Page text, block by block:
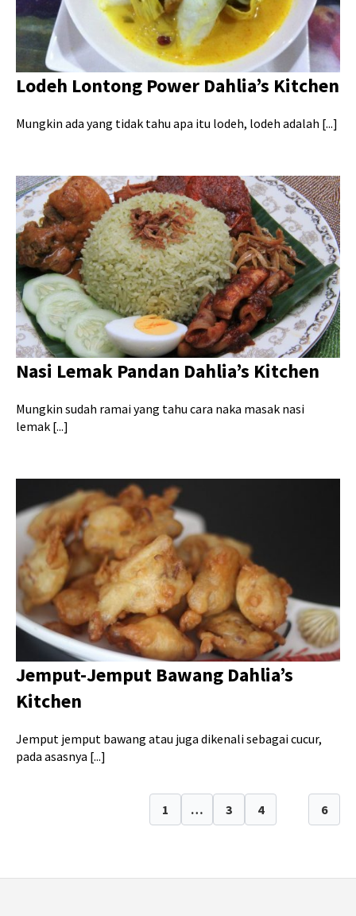
Lodeh Lontong Power Dahlia’s Kitchen
Mungkin ada yang tidak tahu apa itu lodeh, lodeh adalah [...]
Nasi Lemak Pandan Dahlia’s Kitchen
Mungkin sudah ramai yang tahu cara naka masak nasi
lemak [...]
Jemput-Jemput Bawang Dahlia’s
Kitchen
Jemput jemput bawang atau juga dikenali sebagai cucur,
pada asasnya [...]
1 … 3 4 6